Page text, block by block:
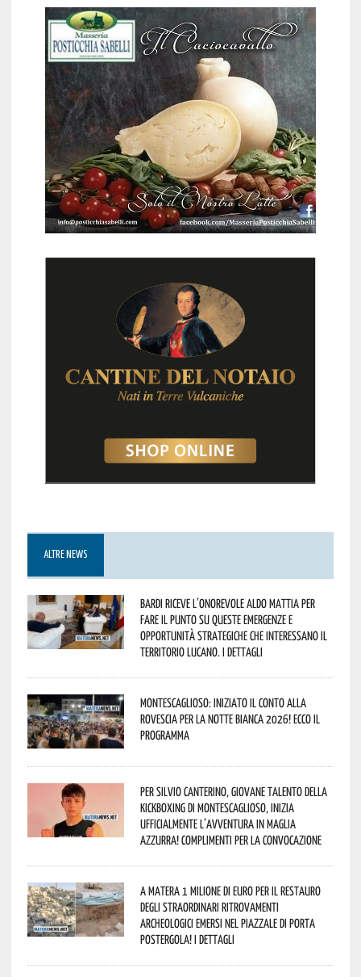
ALTRE NEWS
Bardi riceve l’onorevole Aldo Mattia per
fare il punto su queste emergenze e
opportunità strategiche che interessano il
territorio lucano. I dettagli
Montescaglioso: iniziato il conto alla
rovescia per la Notte Bianca 2026! Ecco il
programma
Per Silvio Canterino, giovane talento della
kickboxing di Montescaglioso, inizia
ufficialmente l’avventura in maglia
azzurra! Complimenti per la convocazione
A Matera 1 milione di euro per il restauro
degli straordinari ritrovamenti
archeologici emersi nel piazzale di Porta
Postergola! I dettagli